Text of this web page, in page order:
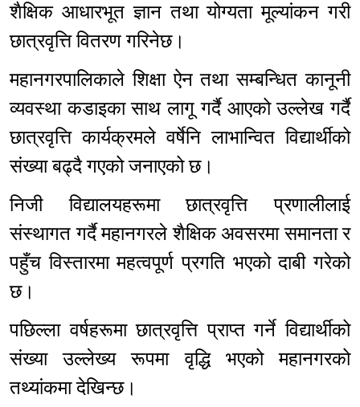
शैक्षिक आधारभूत ज्ञान तथा योग्यता मूल्यांकन गरी
छात्रवृत्ति वितरण गरिनेछ।
महानगरपालिकाले शिक्षा ऐन तथा सम्बन्धित कानूनी
व्यवस्था कडाइका साथ लागू गर्दै आएको उल्लेख गर्दै
छात्रवृत्ति कार्यक्रमले वर्षेनि लाभान्वित विद्यार्थीको
संख्या बढ्दै गएको जनाएको छ।
निजी विद्यालयहरूमा छात्रवृत्ति प्रणालीलाई
संस्थागत गर्दै महानगरले शैक्षिक अवसरमा समानता र
पहुँच विस्तारमा महत्वपूर्ण प्रगति भएको दाबी गरेको
छ।
पछिल्ला वर्षहरूमा छात्रवृत्ति प्राप्त गर्ने विद्यार्थीको
संख्या उल्लेख्य रूपमा वृद्धि भएको महानगरको
तथ्यांकमा देखिन्छ।